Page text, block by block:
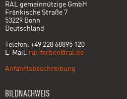
RAL gemeinnützige GmbH
Fränkische Straße 7
53229 Bonn
Deutschland
Telefon: +49 228 68895 120
E-Mail: ral-farben@ral.de
Anfahrtsbeschreibung
BILDNACHWEIS